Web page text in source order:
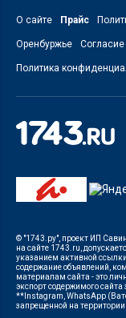
О сайте Прайс
Оренбуржье
Политика
© "1743.ру", проект ИП
на сайте 1743.ru,
указанием активной
содержание объявлений,
материалам сайта - это
экспорт содержимого сайта
**Instagram, WhatsApp
запрещенной на